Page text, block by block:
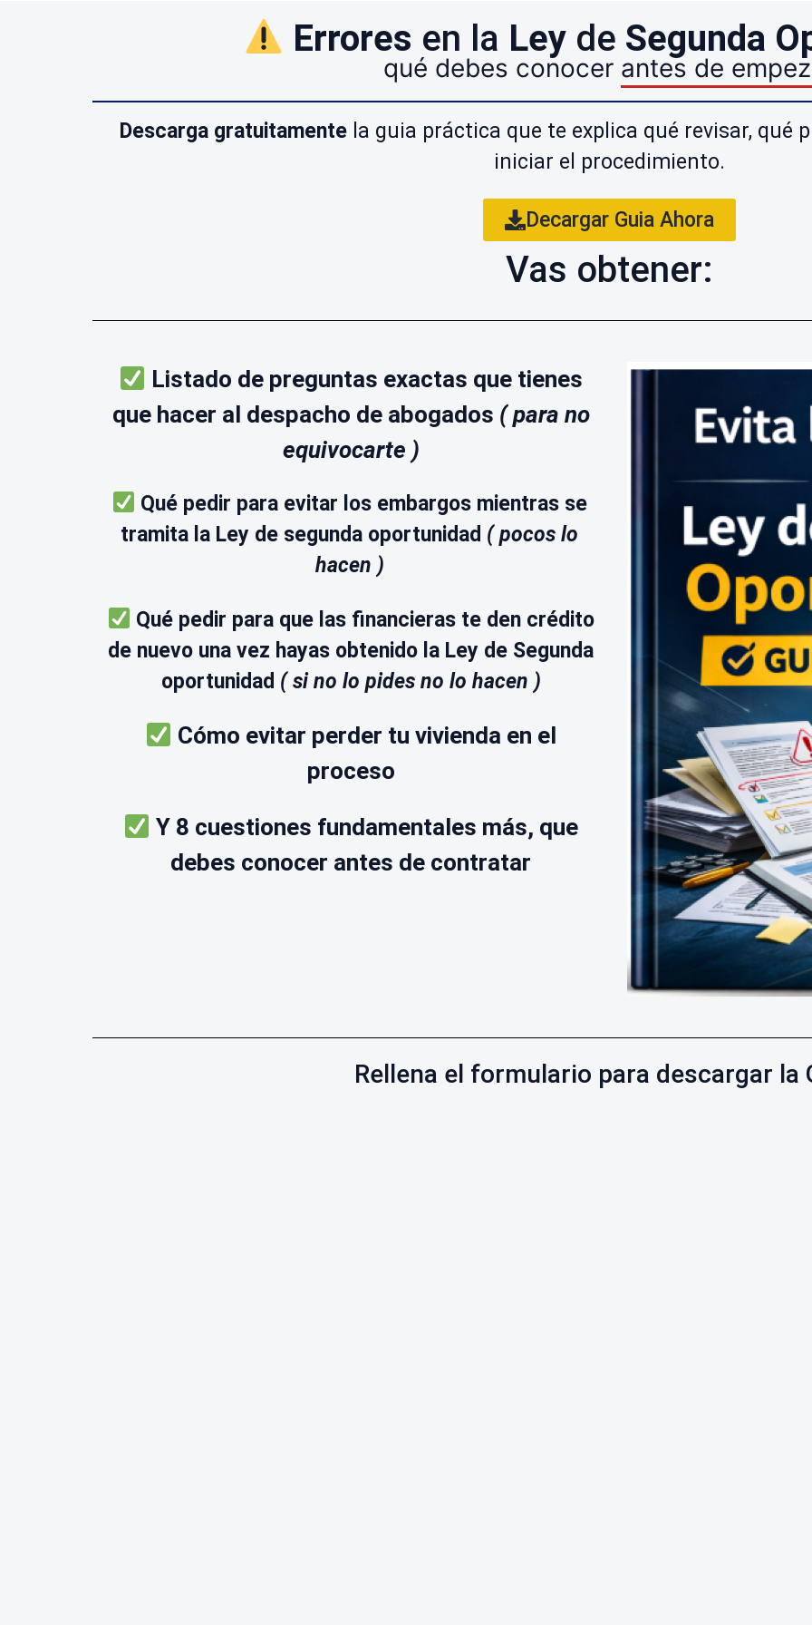
Errores en la Ley de Segunda
qué debes conocer antes de
Descarga gratuitamente la guia práctica que te explica qué revisar, qué
iniciar el procedimiento.
Decargar Guia Ahora
Vas obtener:
Listado de preguntas exactas que tienes
que hacer al despacho de abogados ( para no
equivocarte )
Qué pedir para evitar los embargos mientras se
tramita la Ley de segunda oportunidad ( pocos lo
hacen )
Qué pedir para que las financieras te den crédito
de nuevo una vez hayas obtenido la Ley de Segunda
oportunidad ( si no lo pides no lo hacen )
Cómo evitar perder tu vivienda en el
proceso
Y 8 cuestiones fundamentales más, que
debes conocer antes de contratar
Rellena el formulario para descargar la